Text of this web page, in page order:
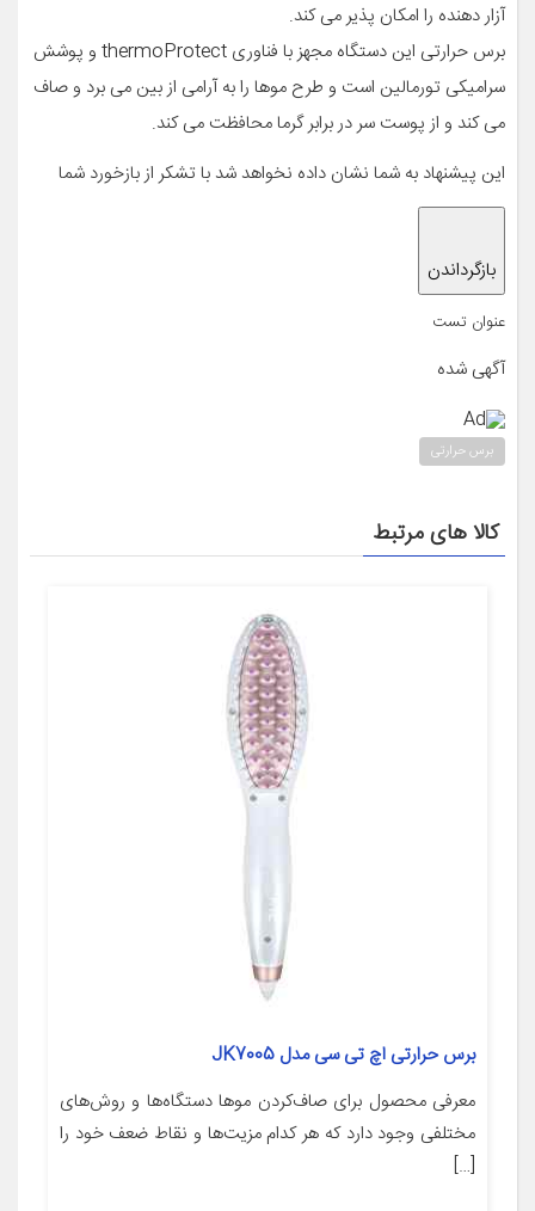
آزار دهنده را امکان پذیر می کند.
برس حرارتی این دستگاه مجهز با فناوری thermoProtect و پوشش
سرامیکی تورمالین است و طرح موها را به آرامی از بین می برد و صاف
می کند و از پوست سر در برابر گرما محافظت می کند.
این پیشنهاد به شما نشان داده نخواهد شد با تشکر از باز‌خورد شما
بازگرداندن
عنوان تست
آگهی شده
Ad
برس حرارتی
کالا های مرتبط
برس حرارتی اچ تی سی مدل JK7005
معرفی محصول برای صاف‌کردن موها دستگاه‌ها و روش‌های
مختلفی وجود دارد که هر کدام مزیت‌ها و نقاط ضعف خود را
[…]